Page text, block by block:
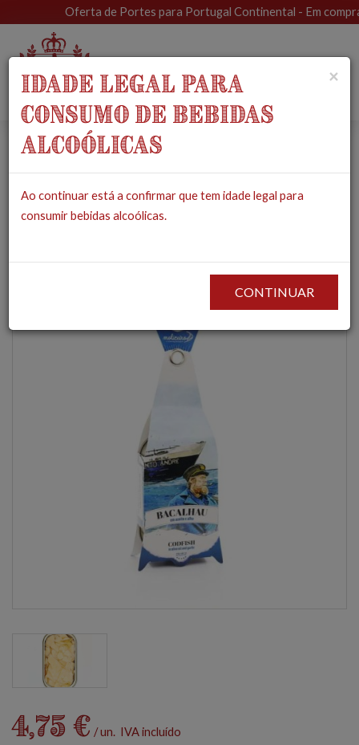
Oferta de Portes para Portugal Continental - Em compras
Bacalhau em Azeite e
Alho
4,75 € / un. IVA incluído
×
IDADE LEGAL PARA
CONSUMO DE BEBIDAS
ALCOÓLICAS
Ao continuar está a confirmar que tem idade legal para
consumir bebidas alcoólicas.
CONTINUAR